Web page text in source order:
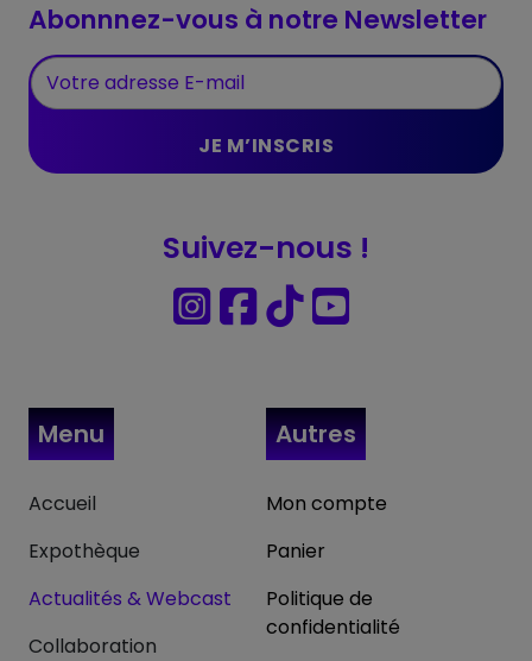
Abonnnez-vous à notre Newsletter
Suivez-nous !
Menu
Accueil
Expothèque
Actualités & Webcast
Collaboration
Autres
Mon compte
Panier
Politique de
confidentialité